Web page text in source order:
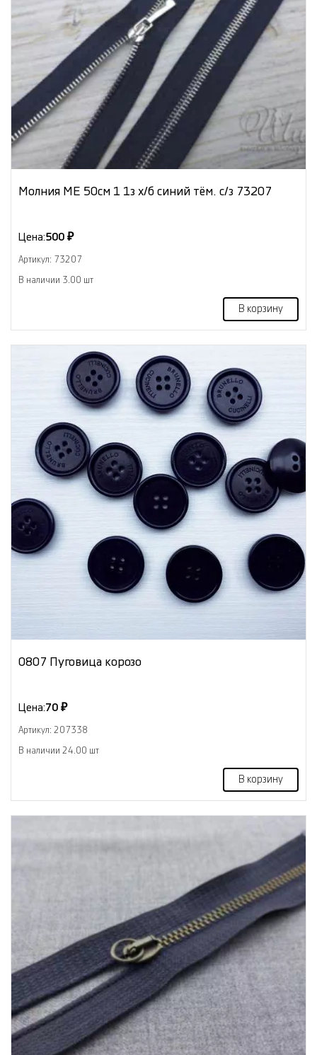
Молния МЕ 50см 1 1з х/б синий тём. с/з 73207
Цена:500 ₽
Артикул: 73207
В наличии 3.00 шт
В корзину
0807 Пуговица корозо
Цена:70 ₽
Артикул: 207338
В наличии 24.00 шт
В корзину